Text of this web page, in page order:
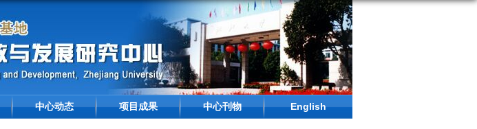
中心动态 项目成果 中心刊物 English